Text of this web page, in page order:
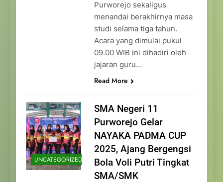
Purworejo sekaligus
menandai berakhirnya masa
studi selama tiga tahun.
Acara yang dimulai pukul
09.00 WIB ini dihadiri oleh
jajaran guru…
Read More
UNCATEGORIZED
SMA Negeri 11
Purworejo Gelar
NAYAKA PADMA CUP
2025, Ajang Bergengsi
Bola Voli Putri Tingkat
SMA/SMK